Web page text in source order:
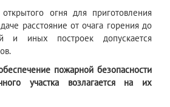
огня для приготовления
расстояние от очага горения до
и иных построек допускается
пожарной безопасности
участка возлагается на их